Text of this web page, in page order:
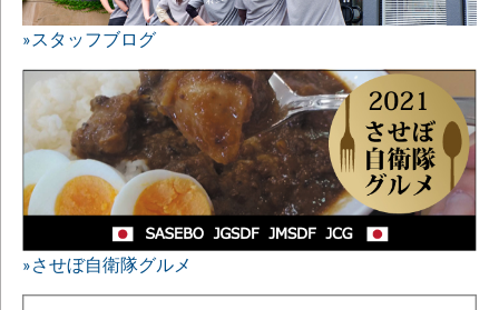
»スタッフブログ
»させぼ自衛隊グルメ